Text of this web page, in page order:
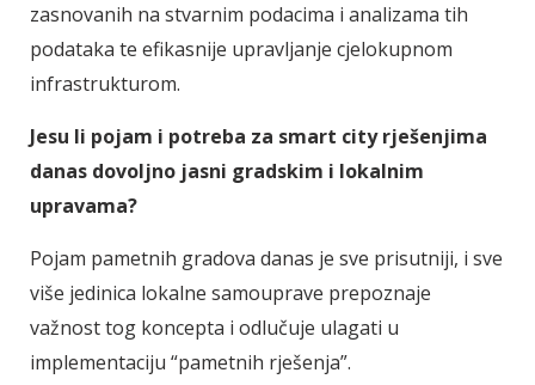
zasnovanih na stvarnim podacima i analizama tih
podataka te efikasnije upravljanje cjelokupnom
infrastrukturom.
Jesu li pojam i potreba za smart city rješenjima
danas dovoljno jasni gradskim i lokalnim
upravama?
Pojam pametnih gradova danas je sve prisutniji, i sve
više jedinica lokalne samouprave prepoznaje
važnost tog koncepta i odlučuje ulagati u
implementaciju “pametnih rješenja”.